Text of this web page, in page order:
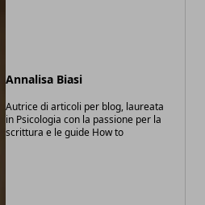
Annalisa Biasi
Autrice di articoli per blog, laureata
in Psicologia con la passione per la
scrittura e le guide How to